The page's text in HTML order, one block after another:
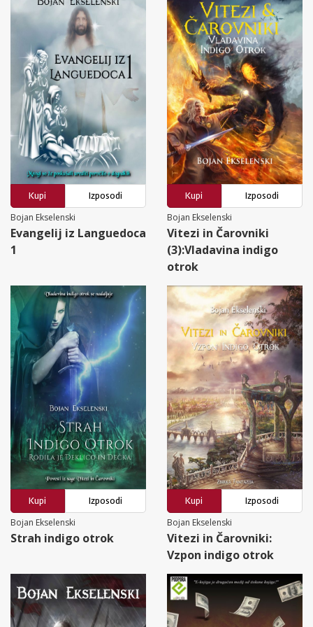
Kupi
Izposodi
Bojan Ekselenski
Evangelij iz Languedoca
1
Kupi
Izposodi
Bojan Ekselenski
Vitezi in Čarovniki
(3):Vladavina indigo
otrok
Kupi
Izposodi
Bojan Ekselenski
Strah indigo otrok
Kupi
Izposodi
Bojan Ekselenski
Vitezi in Čarovniki:
Vzpon indigo otrok